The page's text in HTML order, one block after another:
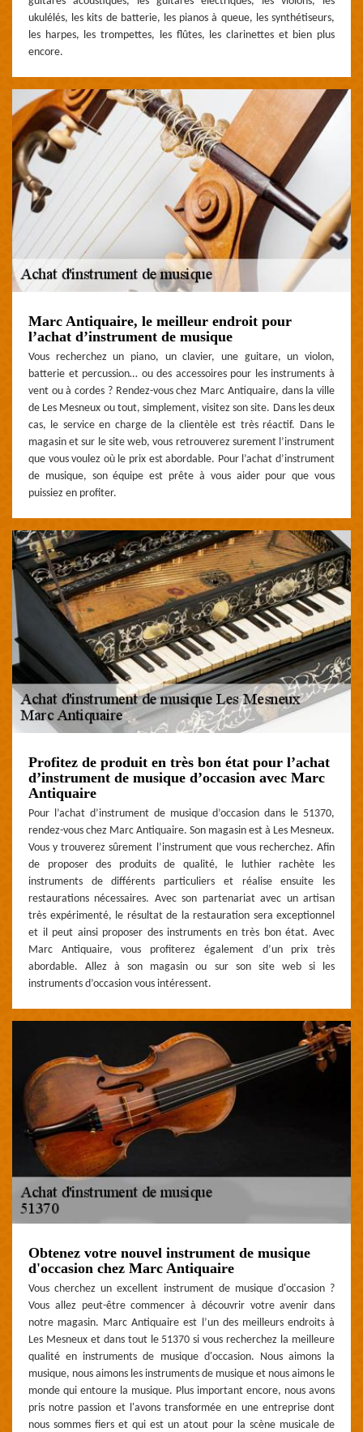
ukulélés, les kits de batterie, les pianos à queue, les synthétiseurs,
les harpes, les trompettes, les flûtes, les clarinettes et bien plus
encore.
Marc Antiquaire, le meilleur endroit pour
l’achat d’instrument de musique
Vous recherchez un piano, un clavier, une guitare, un violon,
batterie et percussion… ou des accessoires pour les instruments à
vent ou à cordes ? Rendez-vous chez Marc Antiquaire, dans la ville
de Les Mesneux ou tout, simplement, visitez son site. Dans les deux
cas, le service en charge de la clientèle est très réactif. Dans le
magasin et sur le site web, vous retrouverez surement l’instrument
que vous voulez où le prix est abordable. Pour l’achat d’instrument
de musique, son équipe est prête à vous aider pour que vous
puissiez en profiter.
Profitez de produit en très bon état pour l’achat
d’instrument de musique d’occasion avec Marc
Antiquaire
Pour l’achat d’instrument de musique d’occasion dans le 51370,
rendez-vous chez Marc Antiquaire. Son magasin est à Les Mesneux.
Vous y trouverez sûrement l’instrument que vous recherchez. Afin
de proposer des produits de qualité, le luthier rachète les
instruments de différents particuliers et réalise ensuite les
restaurations nécessaires. Avec son partenariat avec un artisan
très expérimenté, le résultat de la restauration sera exceptionnel
et il peut ainsi proposer des instruments en très bon état. Avec
Marc Antiquaire, vous profiterez également d’un prix très
abordable. Allez à son magasin ou sur son site web si les
instruments d’occasion vous intéressent.
Obtenez votre nouvel instrument de musique
d'occasion chez Marc Antiquaire
Vous cherchez un excellent instrument de musique d'occasion ?
Vous allez peut-être commencer à découvrir votre avenir dans
notre magasin. Marc Antiquaire est l’un des meilleurs endroits à
Les Mesneux et dans tout le 51370 si vous recherchez la meilleure
qualité en instruments de musique d'occasion. Nous aimons la
musique, nous aimons les instruments de musique et nous aimons le
monde qui entoure la musique. Plus important encore, nous avons
pris notre passion et l'avons transformée en une entreprise dont
nous sommes fiers et qui est un atout pour la scène musicale de